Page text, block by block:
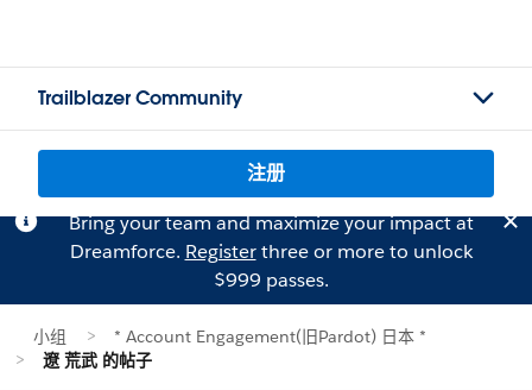
Trailblazer Community
注册
Bring your team and maximize your impact at
Dreamforce. Registerthree or more to unlock
$999 passes.
小组
* Account Engagement(旧Pardot) 日本 *
遼 荒武 的帖子